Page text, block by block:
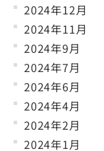
2024年12月
2024年11月
2024年9月
2024年7月
2024年6月
2024年4月
2024年2月
2024年1月